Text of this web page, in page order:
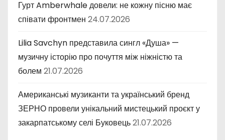
Гурт Amberwhale довели: не кожну пісню має
співати фронтмен 24.07.2026
Lilia Savchyn представила сингл «Душа» —
музичну історію про почуття між ніжністю та
болем 21.07.2026
Американські музиканти та український бренд
ЗЕРНО провели унікальний мистецький проєкт у
закарпатському селі Буковець21.07.2026